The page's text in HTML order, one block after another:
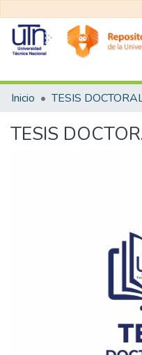
Inicio
TESIS
TESIS